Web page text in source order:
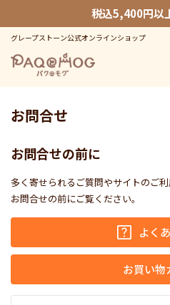
税込5,400円以
グレープストーン公式オンラインショップ
お問合せ
お問合せの前に
多く寄せられるご質問やサイトのご利
お問合せの前にご覧ください。
よく
お買い物